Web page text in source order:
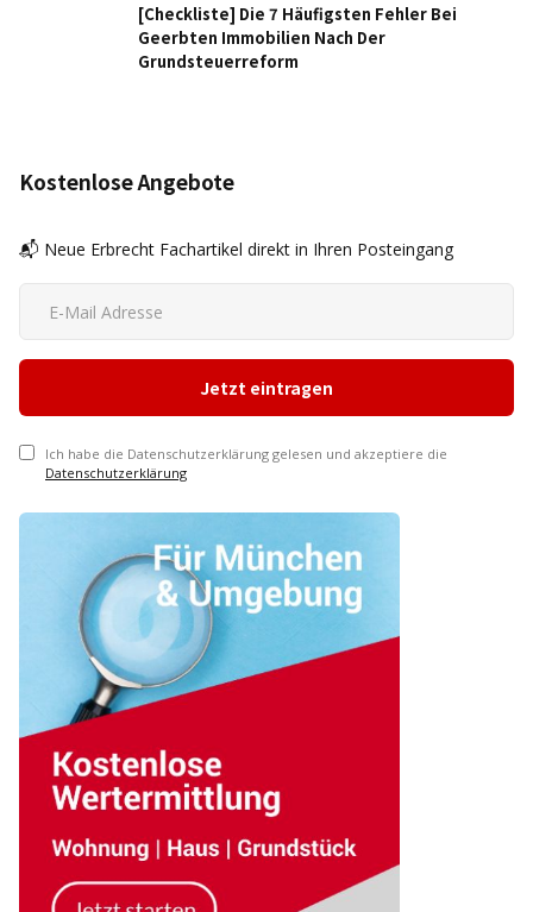
[Checkliste] Die 7 Häufigsten Fehler Bei
Geerbten Immobilien Nach Der
Grundsteuerreform
Kostenlose Angebote
📬 Neue Erbrecht Fachartikel direkt in Ihren Posteingang
Ich habe die Datenschutzerklärung gelesen und akzeptiere die
Datenschutzerklärung